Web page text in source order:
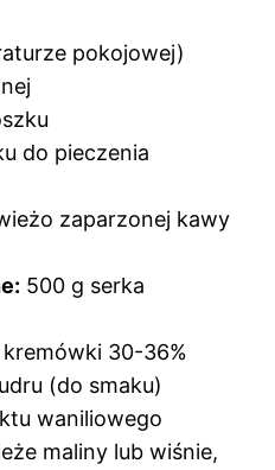
pokojowej)
do pieczenia
zaparzonej kawy
500 g serka
30-36%
(do smaku)
waniliowego
maliny lub wiśnie,